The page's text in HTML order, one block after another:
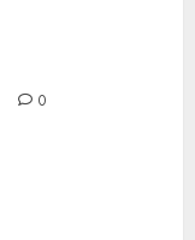
0